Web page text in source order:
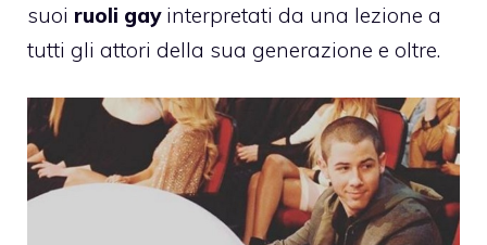
suoi ruoli gayinterpretati da una lezione a
tutti gli attori della sua generazione e oltre.